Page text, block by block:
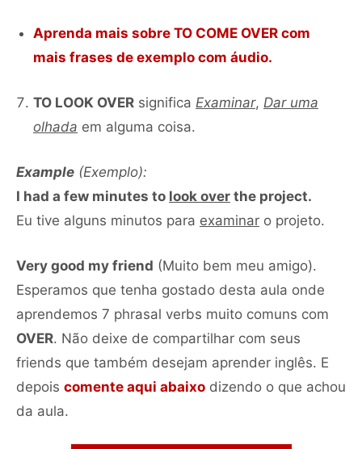
Aprenda mais sobre TO COME OVER com
mais frases de exemplo com áudio.
TO LOOK OVER significa Examinar, Dar uma
olhada em alguma coisa.
Example (Exemplo):
I had a few minutes to look over the project.
Eu tive alguns minutos para examinar o projeto.
Very good my friend (Muito bem meu amigo).
Esperamos que tenha gostado desta aula onde
aprendemos 7 phrasal verbs muito comuns com
OVER. Não deixe de compartilhar com seus
friends que também desejam aprender inglês. E
depois comente aqui abaixo dizendo o que achou
da aula.